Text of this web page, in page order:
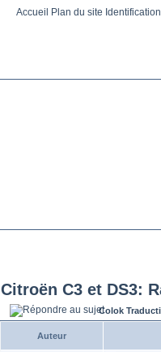
Accueil Plan du site
Citroën C3 et DS3:
Colok
Auteur